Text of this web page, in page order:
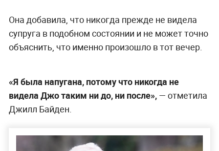
Она добавила, что никогда прежде не видела
супруга в подобном состоянии и не может точно
объяснить, что именно произошло в тот вечер.
«Я была напугана, потому что никогда не
видела Джо таким ни до, ни после», — отметила
Джилл Байден.